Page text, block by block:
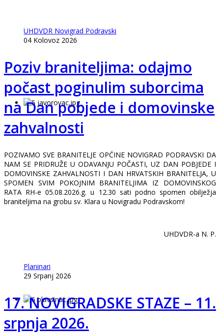
UHDVDR Novigrad Podravski
04 Kolovoz 2026
Poziv braniteljima: odajmo
počast poginulim suborcima
na Dan pobjede i domovinske
zahvalnosti
POZIVAMO SVE BRANITELJE OPĆINE NOVIGRAD PODRAVSKI DA
NAM SE PRIDRUŽE U ODAVANJU POČASTI, UZ DAN POBJEDE I
DOMOVINSKE ZAHVALNOSTI I DAN HRVATSKIH BRANITELJA, U
SPOMEN SVIM POKOJNIM BRANITELJIMA IZ DOMOVINSKOG
RATA RH-e 05.08.2026.g. u 12.30 sati podno spomen obilježja
braniteljima na grobu sv. Klara u Novigradu Podravskom!
UHDVDR-a N. P.
Planinari
29 Srpanj 2026
17. NOVIGRADSKE STAZE – 11.
srpnja 2026.